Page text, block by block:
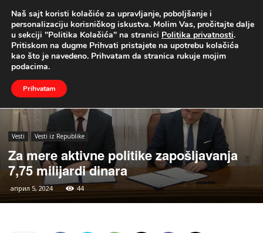
UŽIVO
Naslovna Vesti Vesti iz Republike
Vesti Vesti iz Republike
Za mere aktivne politike zapošljavanja
7,75 milijardi dinara
април 5, 2024 44
Naš sajt koristi kolačiće za upravljanje, poboljšanje i
personalizaciju korisničkog iskustva. Molim Vas, pročitajte dalje
u sekciji "Politika Kolačića" na stranici Politika privatnosti.
Pritiskom na dugme Prihvati pristajete na upotrebu kolačića
kao što je navedeno. Prihvatam da stranica rukuje mojim
podacima.
Prihvatam